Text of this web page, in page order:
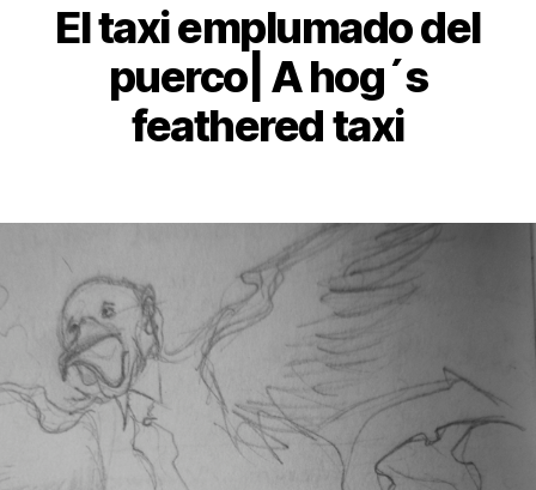
El taxi emplumado del
puerco| A hog´s
feathered taxi